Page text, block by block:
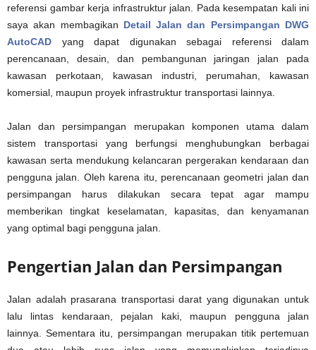
referensi gambar kerja infrastruktur jalan. Pada kesempatan kali ini
saya akan membagikan Detail Jalan dan Persimpangan DWG
AutoCAD yang dapat digunakan sebagai referensi dalam
perencanaan, desain, dan pembangunan jaringan jalan pada
kawasan perkotaan, kawasan industri, perumahan, kawasan
komersial, maupun proyek infrastruktur transportasi lainnya.
Jalan dan persimpangan merupakan komponen utama dalam
sistem transportasi yang berfungsi menghubungkan berbagai
kawasan serta mendukung kelancaran pergerakan kendaraan dan
pengguna jalan. Oleh karena itu, perencanaan geometri jalan dan
persimpangan harus dilakukan secara tepat agar mampu
memberikan tingkat keselamatan, kapasitas, dan kenyamanan
yang optimal bagi pengguna jalan.
Pengertian Jalan dan Persimpangan
Jalan adalah prasarana transportasi darat yang digunakan untuk
lalu lintas kendaraan, pejalan kaki, maupun pengguna jalan
lainnya. Sementara itu, persimpangan merupakan titik pertemuan